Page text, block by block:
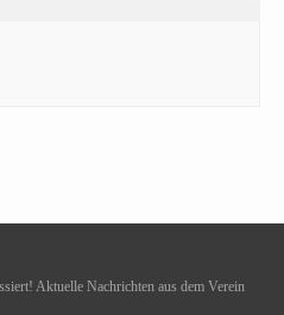
Aktuelle Nachrichten aus dem Verein